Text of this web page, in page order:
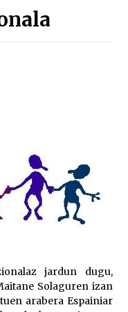
astea, Bilboko
: 1×04 Auzofoniak
bbk live jaialdia
jardun dugu,
Solaguren izan
arabera Espainiar